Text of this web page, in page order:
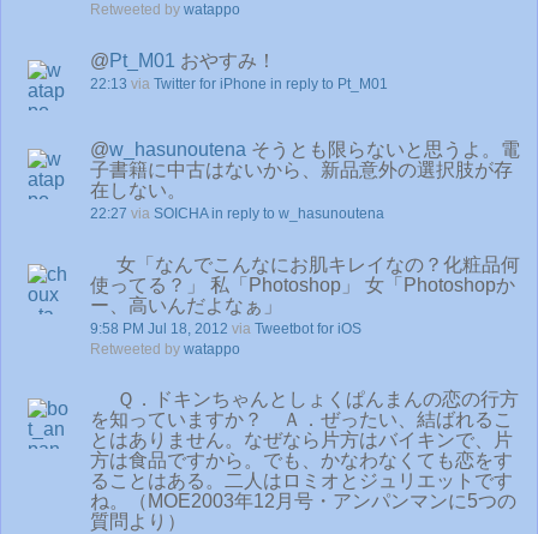
Retweeted by watappo
@ Pt_M01 おやすみ！
22:13 via Twitter for iPhone in reply to Pt_M01
@w_hasunoutena そうとも限らないと思うよ。電
子書籍に中古はないから、新品意外の選択肢が存
在しない。
22:27 via SOICHA in reply to w_hasunoutena
女「なんでこんなにお肌キレイなの？化粧品何
使ってる？」 私「Photoshop」 女「Photoshopか
ー、高いんだよなぁ」
9:58 PM Jul 18, 2012 via Tweetbot for iOS
Retweeted by watappo
Ｑ．ドキンちゃんとしょくぱんまんの恋の行方
を知っていますか？ Ａ．ぜったい、結ばれるこ
とはありません。なぜなら片方はバイキンで、片
方は食品ですから。でも、かなわなくても恋をす
ることはある。二人はロミオとジュリエットです
ね。（MOE2003年12月号・アンパンマンに5つの
質問より）